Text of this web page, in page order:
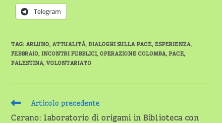
Telegram
TAG: ARLUNO, ATTUALITÀ, DIALOGHI SULLA PACE, ESPERIENZA,
FEBBRAIO, INCONTRI PUBBLICI, OPERAZIONE COLOMBA, PACE,
PALESTINA, VOLONTARIATO
Leggi
articoli
Articolo precedente
Cerano: laboratorio di origami in Biblioteca con